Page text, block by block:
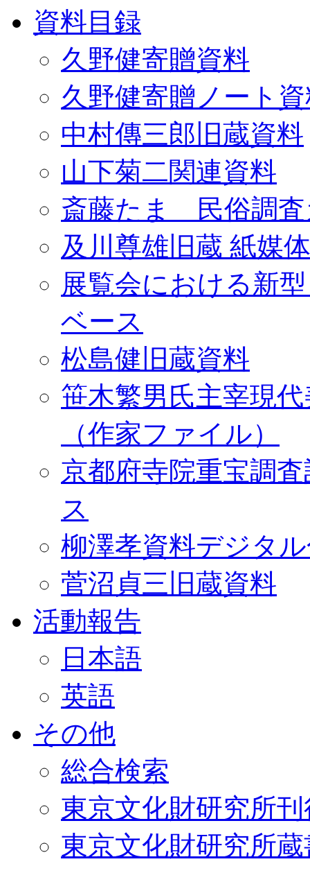
資料目録
久野健寄贈資料
久野健寄贈ノート
中村傳三郎旧蔵資料
山下菊二関連資料
斎藤たま 民俗調査
及川尊雄旧蔵 紙媒
展覧会における新
ベース
松島健旧蔵資料
笹木繁男氏主宰現
（作家ファイル）
京都府寺院重宝調
ス
柳澤孝資料デジタ
菅沼貞三旧蔵資料
活動報告
日本語
英語
その他
総合検索
東京文化財研究所
東京文化財研究所